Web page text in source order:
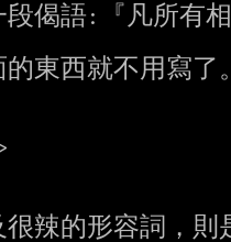
偈語:『凡所有相
東西就不用寫了
辣的形容詞，則